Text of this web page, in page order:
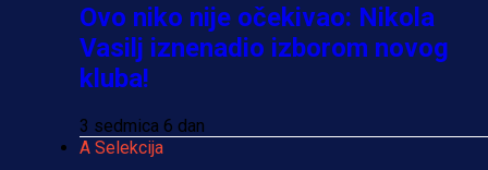
Ovo niko nije očekivao: Nikola
Vasilj iznenadio izborom novog
kluba!
3 sedmica 6 dan
A Selekcija